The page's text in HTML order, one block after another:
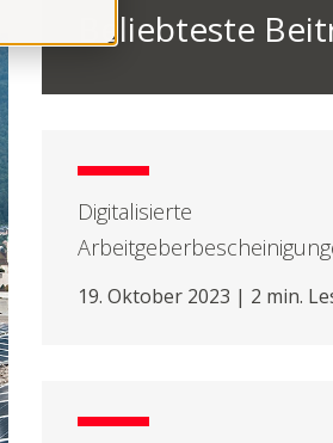
Beliebteste
Digitalisierte
19. Oktober 2023 | 2 min.